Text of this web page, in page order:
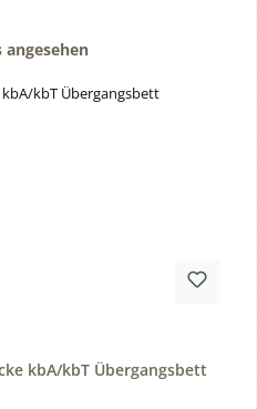
angesehen
kbA/kbT Übergangsbett